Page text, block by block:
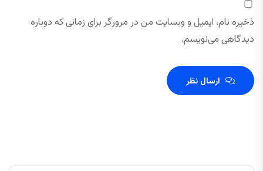
ذخیره نام، ایمیل و وبسایت من در مرورگر برای زمانی که دوباره
دیدگاهی می‌نویسم.
ارسال نظر